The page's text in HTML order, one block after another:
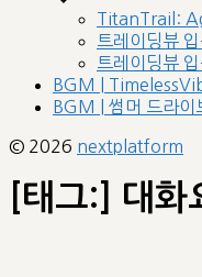
sub
menu
TitanTrail:
트레이딩뷰
트레이딩뷰
BGM |
BGM | 썸머 드라
© 2026 nextplatform
[태그:] 대화